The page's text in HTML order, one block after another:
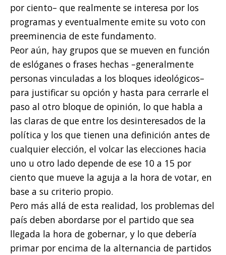
por ciento– que realmente se interesa por los
programas y eventualmente emite su voto con
preeminencia de este fundamento.
Peor aún, hay grupos que se mueven en función
de eslóganes o frases hechas –generalmente
personas vinculadas a los bloques ideológicos–
para justificar su opción y hasta para cerrarle el
paso al otro bloque de opinión, lo que habla a
las claras de que entre los desinteresados de la
política y los que tienen una definición antes de
cualquier elección, el volcar las elecciones hacia
uno u otro lado depende de ese 10 a 15 por
ciento que mueve la aguja a la hora de votar, en
base a su criterio propio.
Pero más allá de esta realidad, los problemas del
país deben abordarse por el partido que sea
llegada la hora de gobernar, y lo que debería
primar por encima de la alternancia de partidos